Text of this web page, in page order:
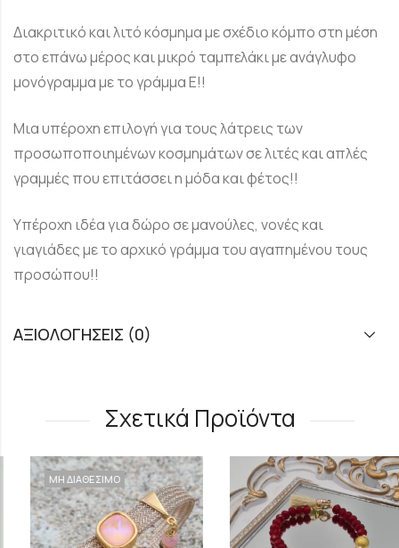
Διακριτικό και λιτό κόσμημα με σχέδιο κόμπο στη μέση
στο επάνω μέρος και μικρό ταμπελάκι με ανάγλυφο
μονόγραμμα με το γράμμα E!!
Μια υπέροχη επιλογή για τους λάτρεις των
προσωποποιημένων κοσμημάτων σε λιτές και απλές
γραμμές που επιτάσσει η μόδα και φέτος!!
Υπέροχη ιδέα για δώρο σε μανούλες, νονές και
γιαγιάδες με το αρχικό γράμμα του αγαπημένου τους
προσώπου!!
ΑΞΙΟΛΟΓΉΣΕΙΣ (0)
Σχετικά Προϊόντα
ΜΗ ΔΙΑΘΕΣΙΜΟ